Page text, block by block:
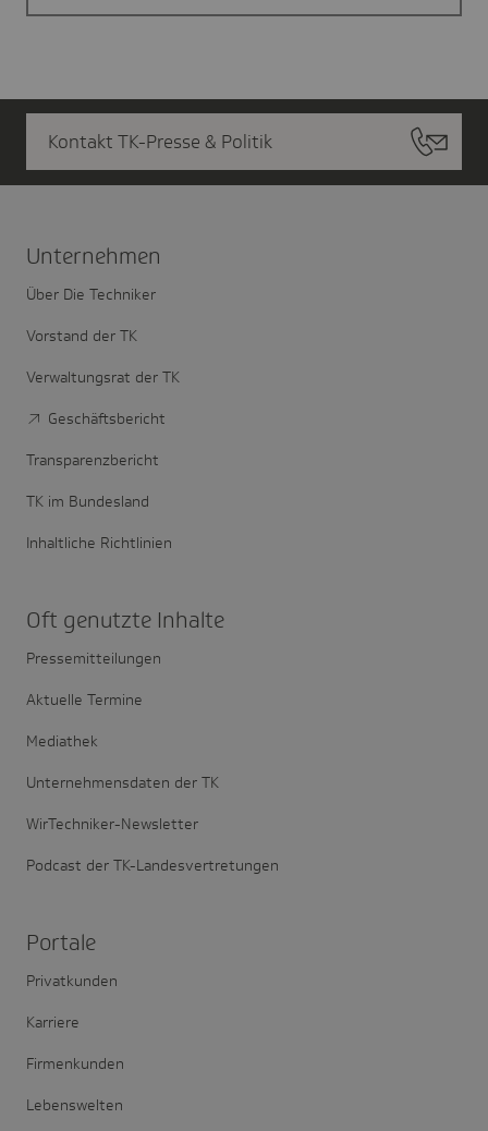
Kontakt TK-Presse & Politik
Unter­nehmen
Über Die Techniker
Vorstand der TK
Verwaltungsrat der TK
Geschäftsbericht
Transparenzbericht
TK im Bundesland
Inhaltliche Richtlinien
Oft genutzte Inhalte
Pressemitteilungen
Aktuelle Termine
Mediathek
Unternehmensdaten der TK
WirTechniker-Newsletter
Podcast der TK-Landesvertretungen
Portale
Privatkunden
Karriere
Firmenkunden
Lebenswelten